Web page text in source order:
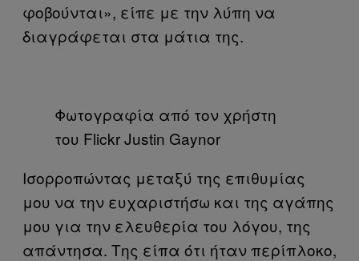
φοβούνται», είπε με την λύπη να
διαγράφεται στα μάτια της.
Φωτογραφία από τον χρήστη
του Flickr Justin Gaynor
Ισορροπώντας μεταξύ της επιθυμίας
μου να την ευχαριστήσω και της αγάπης
μου για την ελευθερία του λόγου, της
απάντησα. Της είπα ότι ήταν περίπλοκο,